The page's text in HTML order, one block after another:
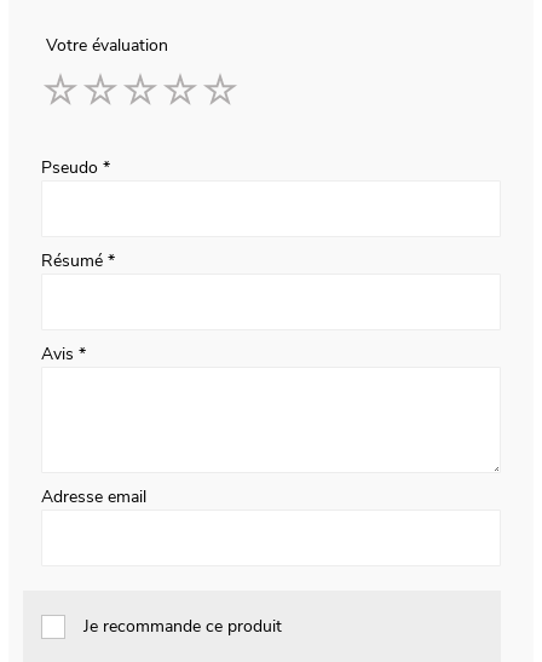
Votre évaluation
Pseudo
Résumé
Avis
Adresse email
Je recommande ce produit